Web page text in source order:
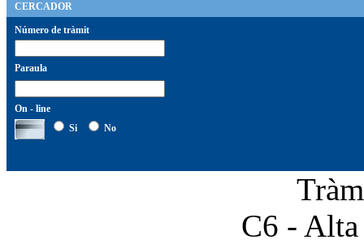
CERCADOR
Número de tràmit
Paraula
On - line
Si
No
C6 - Alta